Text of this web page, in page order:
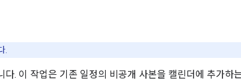
.
다. 이 작업은 기존 일정의 비공개 사본을 캘린더에 추가하